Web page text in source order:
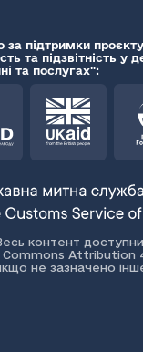
за підтримки
та підзвітність у
та послугах":
контент
Attribution
не зазначено